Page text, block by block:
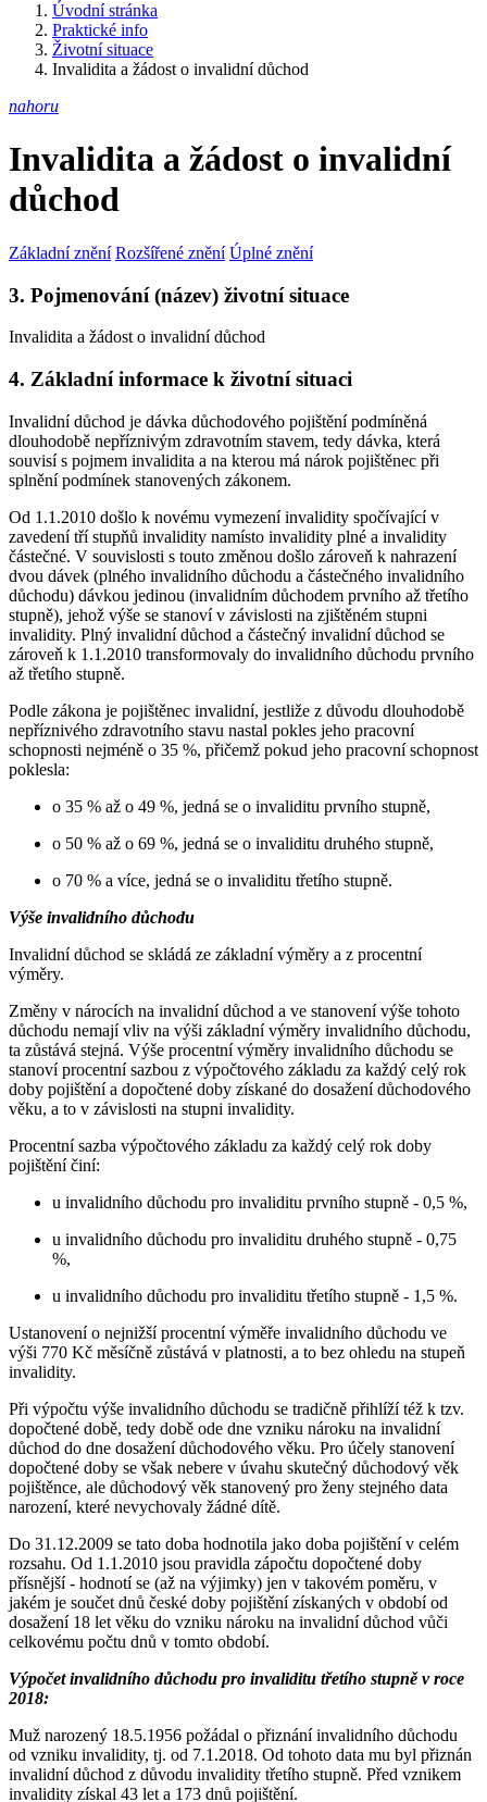
Úvodní stránka
Praktické info
Životní situace
Invalidita a žádost o invalidní důchod
nahoru
Invalidita a žádost o invalidní
důchod
Základní znění Rozšířené znění Úplné znění
3. Pojmenování (název) životní situace
Invalidita a žádost o invalidní důchod
4. Základní informace k životní situaci
Invalidní důchod je dávka důchodového pojištění podmíněná
dlouhodobě nepříznivým zdravotním stavem, tedy dávka, která
souvisí s pojmem invalidita a na kterou má nárok pojištěnec při
splnění podmínek stanovených zákonem.
Od 1.1.2010 došlo k novému vymezení invalidity spočívající v
zavedení tří stupňů invalidity namísto invalidity plné a invalidity
částečné. V souvislosti s touto změnou došlo zároveň k nahrazení
dvou dávek (plného invalidního důchodu a částečného invalidního
důchodu) dávkou jedinou (invalidním důchodem prvního až třetího
stupně), jehož výše se stanoví v závislosti na zjištěném stupni
invalidity. Plný invalidní důchod a částečný invalidní důchod se
zároveň k 1.1.2010 transformovaly do invalidního důchodu prvního
až třetího stupně.
Podle zákona je pojištěnec invalidní, jestliže z důvodu dlouhodobě
nepříznivého zdravotního stavu nastal pokles jeho pracovní
schopnosti nejméně o 35 %, přičemž pokud jeho pracovní schopnost
poklesla:
o 35 % až o 49 %, jedná se o invaliditu prvního stupně,
o 50 % až o 69 %, jedná se o invaliditu druhého stupně,
o 70 % a více, jedná se o invaliditu třetího stupně.
Výše invalidního důchodu
Invalidní důchod se skládá ze základní výměry a z procentní
výměry.
Změny v nárocích na invalidní důchod a ve stanovení výše tohoto
důchodu nemají vliv na výši základní výměry invalidního důchodu,
ta zůstává stejná. Výše procentní výměry invalidního důchodu se
stanoví procentní sazbou z výpočtového základu za každý celý rok
doby pojištění a dopočtené doby získané do dosažení důchodového
věku, a to v závislosti na stupni invalidity.
Procentní sazba výpočtového základu za každý celý rok doby
pojištění činí:
u invalidního důchodu pro invaliditu prvního stupně - 0,5 %,
u invalidního důchodu pro invaliditu druhého stupně - 0,75
%,
u invalidního důchodu pro invaliditu třetího stupně - 1,5 %.
Ustanovení o nejnižší procentní výměře invalidního důchodu ve
výši 770 Kč měsíčně zůstává v platnosti, a to bez ohledu na stupeň
invalidity.
Při výpočtu výše invalidního důchodu se tradičně přihlíží též k tzv.
dopočtené době, tedy době ode dne vzniku nároku na invalidní
důchod do dne dosažení důchodového věku. Pro účely stanovení
dopočtené doby se však nebere v úvahu skutečný důchodový věk
pojištěnce, ale důchodový věk stanovený pro ženy stejného data
narození, které nevychovaly žádné dítě.
Do 31.12.2009 se tato doba hodnotila jako doba pojištění v celém
rozsahu. Od 1.1.2010 jsou pravidla zápočtu dopočtené doby
přísnější - hodnotí se (až na výjimky) jen v takovém poměru, v
jakém je součet dnů české doby pojištění získaných v období od
dosažení 18 let věku do vzniku nároku na invalidní důchod vůči
celkovému počtu dnů v tomto období.
Výpočet invalidního důchodu pro invaliditu třetího stupně v roce
2018:
Muž narozený 18.5.1956 požádal o přiznání invalidního důchodu
od vzniku invalidity, tj. od 7.1.2018. Od tohoto data mu byl přiznán
invalidní důchod z důvodu invalidity třetího stupně. Před vznikem
invalidity získal 43 let a 173 dnů pojištění.